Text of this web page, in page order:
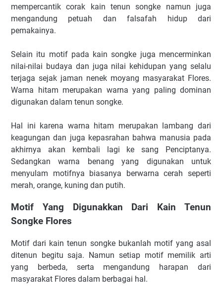
mempercantik corak kain tenun songke namun juga
mengandung petuah dan falsafah hidup dari
pemakainya.
Selain itu motif pada kain songke juga mencerminkan
nilai-nilai budaya dan juga nilai kehidupan yang selalu
terjaga sejak jaman nenek moyang masyarakat Flores.
Warna hitam merupakan warna yang paling dominan
digunakan dalam tenun songke.
Hal ini karena warna hitam merupakan lambang dari
keagungan dan juga kepasrahan bahwa manusia pada
akhirnya akan kembali lagi ke sang Penciptanya.
Sedangkan warna benang yang digunakan untuk
menyulam motifnya biasanya berwarna cerah seperti
merah, orange, kuning dan putih.
Motif Yang Digunakkan Dari Kain Tenun
Songke Flores
Motif dari kain tenun songke bukanlah motif yang asal
ditenun begitu saja. Namun setiap motif memilik arti
yang berbeda, serta mengandung harapan dari
masyarakat Flores dalam berbagai hal.